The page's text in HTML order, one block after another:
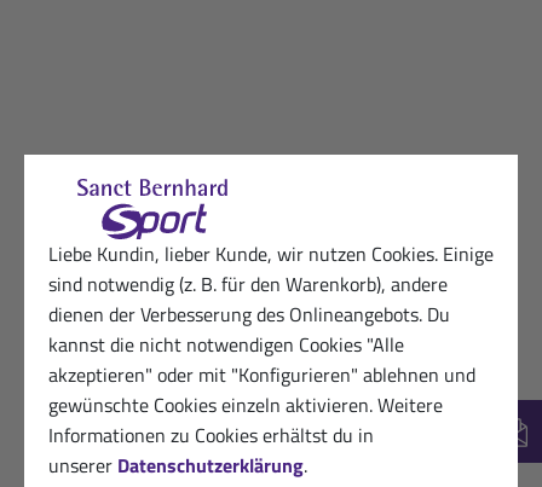
Liebe Kundin, lieber Kunde, wir nutzen Cookies. Einige
sind notwendig (z. B. für den Warenkorb), andere
dienen der Verbesserung des Onlineangebots. Du
kannst die nicht notwendigen Cookies "Alle
akzeptieren" oder mit "Konfigurieren" ablehnen und
gewünschte Cookies einzeln aktivieren. Weitere
Informationen zu Cookies erhältst du in
unserer Datenschutzerklärung.